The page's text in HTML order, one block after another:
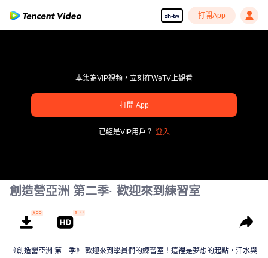
zh-tw 打開App
pay limit
本集為VIP視頻，立刻在WeTV上觀看
打開 App
已經是VIP用戶？ 登入
創造營亞洲 第二季· 歡迎來到練習室
《創造營亞洲 第二季》 歡迎來到學員們的練習室！這裡是夢想的起點，汗水與